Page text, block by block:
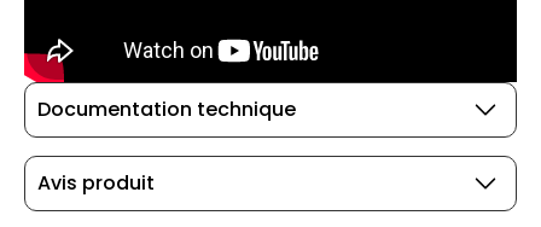
Documentation technique
Avis produit